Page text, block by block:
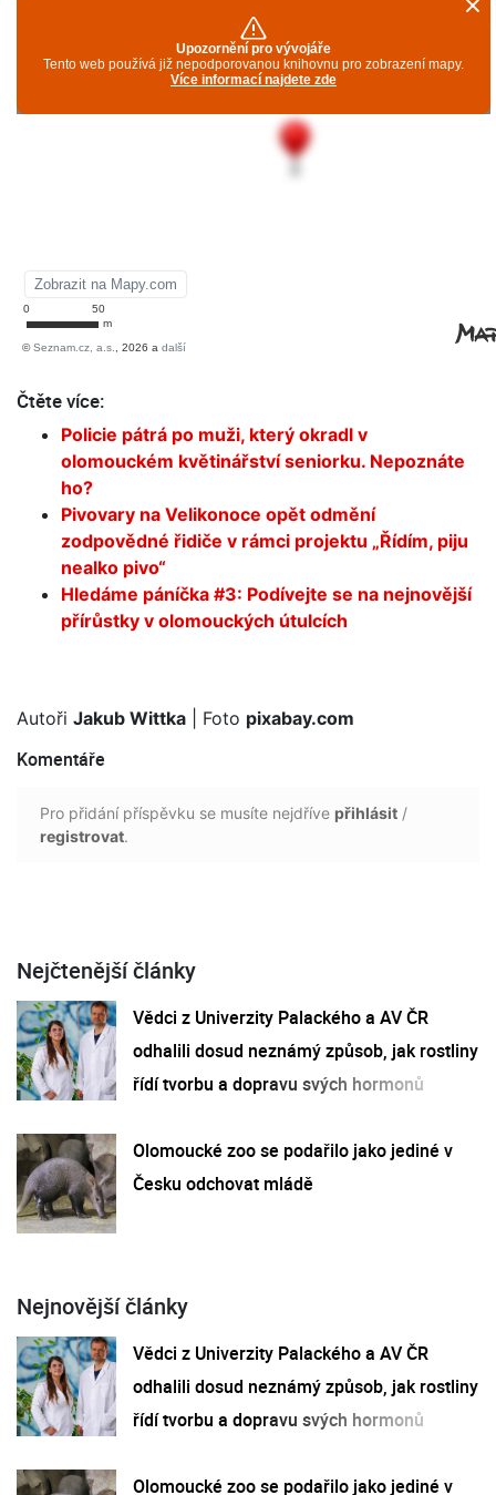
Čtěte více:
Policie pátrá po muži, který okradl v
olomouckém květinářství seniorku. Nepoznáte
ho?
Pivovary na Velikonoce opět odmění
zodpovědné řidiče v rámci projektu „Řídím, piju
nealko pivo“
Hledáme páníčka #3: Podívejte se na nejnovější
přírůstky v olomouckých útulcích
Autoři Jakub Wittka | Foto pixabay.com
Komentáře
Pro přidání příspěvku se musíte nejdříve přihlásit /
registrovat.
Nejčtenější články
Vědci z Univerzity Palackého a AV ČR
odhalili dosud neznámý způsob, jak rostliny
řídí tvorbu a dopravu svých hormonů
Olomoucké zoo se podařilo jako jediné v
Česku odchovat mládě
Nejnovější články
Vědci z Univerzity Palackého a AV ČR
odhalili dosud neznámý způsob, jak rostliny
řídí tvorbu a dopravu svých hormonů
Olomoucké zoo se podařilo jako jediné v